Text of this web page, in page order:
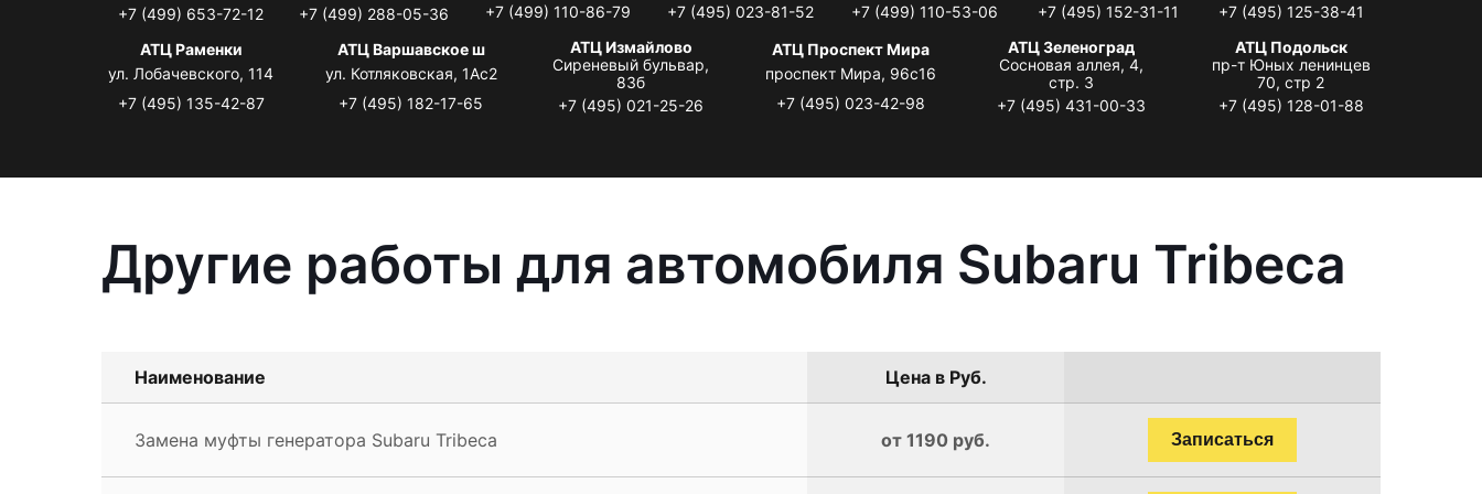
+7 (499) 653-72-12 +7 (499) 288-05-36 +7 (499) 110-86-79 +7 (495) 023-81-52 +7 (499) 110-53-06 +7 (495) 152-31-11
+7 (495) 125-38-41
АТЦ Раменки
ул. Лобачевского, 114
+7 (495) 135-42-87
АТЦ Варшавское ш
ул. Котляковская, 1Ас2
+7 (495) 182-17-65
АТЦ Измайлово
Сиреневый бульвар,
83б
+7 (495) 021-25-26
АТЦ Проспект Мира
проспект Мира, 96с16
+7 (495) 023-42-98
АТЦ Зеленоград
Сосновая аллея, 4,
стр. 3
+7 (495) 431-00-33
АТЦ Подольск
пр-т Юных ленинцев
70, стр 2
+7 (495) 128-01-88
Другие работы для автомобиля Subaru Tribeca
Наименование Цена в Руб.
Замена муфты генератора Subaru Tribeca от 1190 руб. Записаться